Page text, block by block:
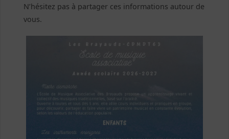
N’hésitez pas à partager ces informations autour de
vous.